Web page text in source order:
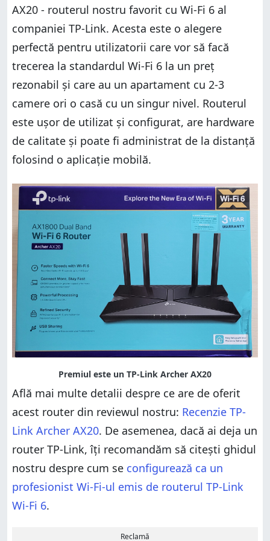
AX20 - routerul nostru favorit cu Wi-Fi 6 al
companiei TP-Link. Acesta este o alegere
perfectă pentru utilizatorii care vor să facă
trecerea la standardul Wi-Fi 6 la un preț
rezonabil și care au un apartament cu 2-3
camere ori o casă cu un singur nivel. Routerul
este ușor de utilizat și configurat, are hardware
de calitate și poate fi administrat de la distanță
folosind o aplicație mobilă.
Află mai multe detalii despre ce are de oferit
acest router din reviewul nostru: Recenzie TP-
Link Archer AX20. De asemenea, dacă ai deja un
router TP-Link, îți recomandăm să citești ghidul
nostru despre cum se configurează ca un
profesionist Wi-Fi-ul emis de routerul TP-Link
Wi-Fi 6.
Reclamă